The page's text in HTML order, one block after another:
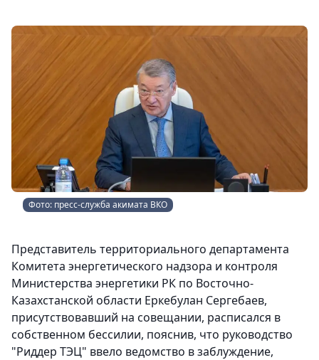
Фото: пресс-служба акимата ВКО
Представитель территориального департамента
Комитета энергетического надзора и контроля
Министерства энергетики РК по Восточно-
Казахстанской области Еркебулан Сергебаев,
присутствовавший на совещании, расписался в
собственном бессилии, пояснив, что руководство
"Риддер ТЭЦ" ввело ведомство в заблуждение,